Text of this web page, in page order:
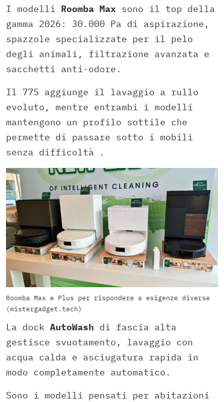
I modelli Roomba Max sono il top della
gamma 2026: 30.000 Pa di aspirazione,
spazzole specializzate per il pelo
degli animali, filtrazione avanzata e
sacchetti anti-odore.
Il 775 aggiunge il lavaggio a rullo
evoluto, mentre entrambi i modelli
mantengono un profilo sottile che
permette di passare sotto i mobili
senza difficoltà .
Roomba Max e Plus per rispondere a esigenze diverse
(mistergadget.tech)
La dock AutoWash di fascia alta
gestisce svuotamento, lavaggio con
acqua calda e asciugatura rapida in
modo completamente automatico.
Sono i modelli pensati per abitazioni